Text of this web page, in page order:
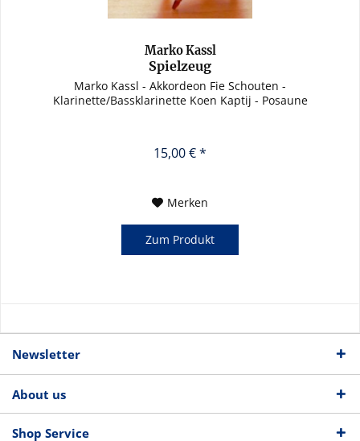
Marko Kassl
Spielzeug
Marko Kassl - Akkordeon Fie Schouten -
Klarinette/Bassklarinette Koen Kaptij - Posaune
15,00 € *
Merken
Zum Produkt
Newsletter
About us
Shop Service